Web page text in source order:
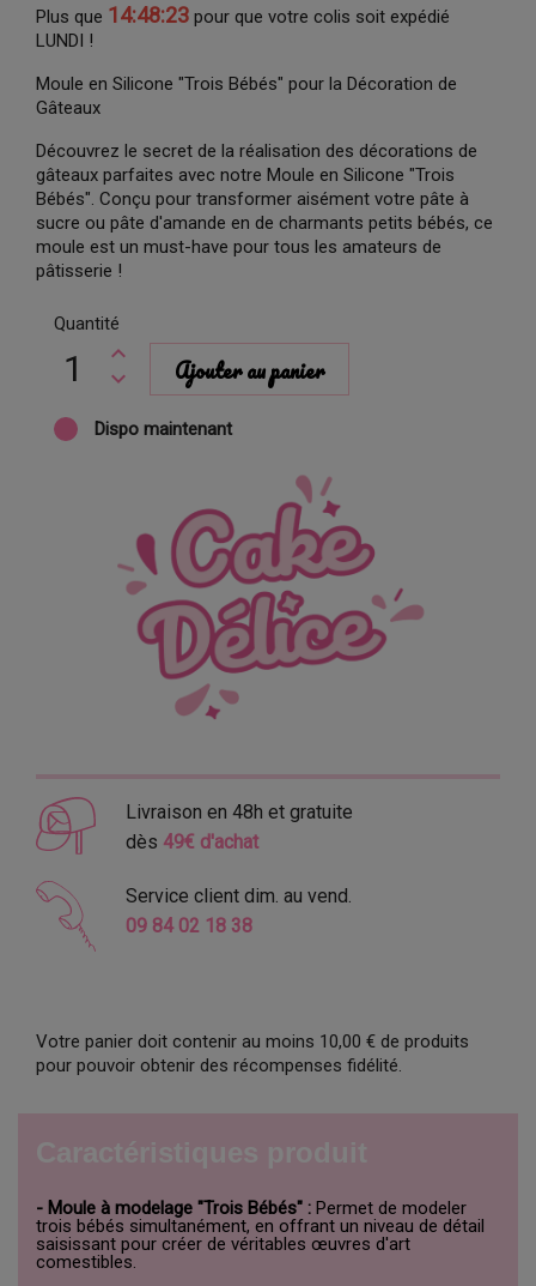
Plus que 14:48:22 pour que votre colis soit expédié
LUNDI !
Moule en Silicone "Trois Bébés" pour la Décoration de
Gâteaux
Découvrez le secret de la réalisation des décorations de
gâteaux parfaites avec notre Moule en Silicone "Trois
Bébés". Conçu pour transformer aisément votre pâte à
sucre ou pâte d'amande en de charmants petits bébés, ce
moule est un must-have pour tous les amateurs de
pâtisserie !
Quantité
Ajouter au panier
Dispo maintenant
Livraison en 48h et gratuite
dès 49€ d'achat
Service client dim. au vend.
09 84 02 18 38
Votre panier doit contenir au moins 10,00 € de produits
pour pouvoir obtenir des récompenses fidélité.
- Moule à modelage "Trois Bébés" : Permet de modeler
trois bébés simultanément, en offrant un niveau de détail
saisissant pour créer de véritables œuvres d'art
comestibles.